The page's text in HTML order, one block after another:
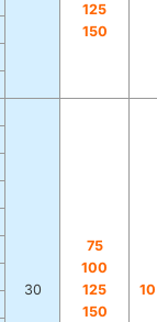
125
150
30
75
100
125
150